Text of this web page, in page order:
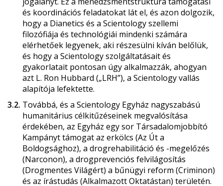
és koordinációs feladatokat lát el, és azon dolgozik,
hogy a Dianetics és a Scientology szellemi
filozófiája és technológiái mindenki számára
elérhetőek legyenek, aki részesülni kíván belőlük,
és hogy a Scientology szolgáltatásait és
gyakorlatait pontosan úgy alkalmazzák, ahogyan
azt L. Ron Hubbard („LRH”), a Scientology vallás
alapítója lefektette.
3.2. Továbbá, és a Scientology Egyház nagyszabású
humanitárius célkitűzéseinek megvalósítása
érdekében, az Egyház egy sor Társadalomjobbító
Kampányt támogat az erkölcs (Az Út a
Boldogsághoz), a drogrehabilitáció és -megelőzés
(Narconon), a drogprevenciós felvilágosítás
(Drogmentes Világért) a bűnügyi reform (Criminon)
és az írástudás (Alkalmazott Oktatástan) területén.